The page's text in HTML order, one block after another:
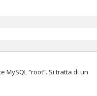
“root”. Si tratta di un